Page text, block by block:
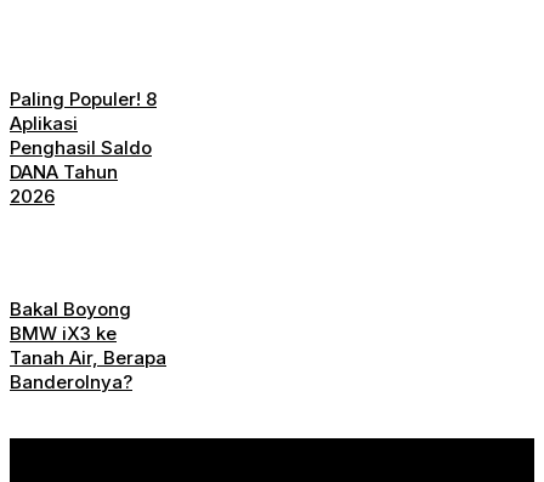
Paling Populer! 8
Aplikasi
Penghasil Saldo
DANA Tahun
2026
Bakal Boyong
BMW iX3 ke
Tanah Air, Berapa
Banderolnya?